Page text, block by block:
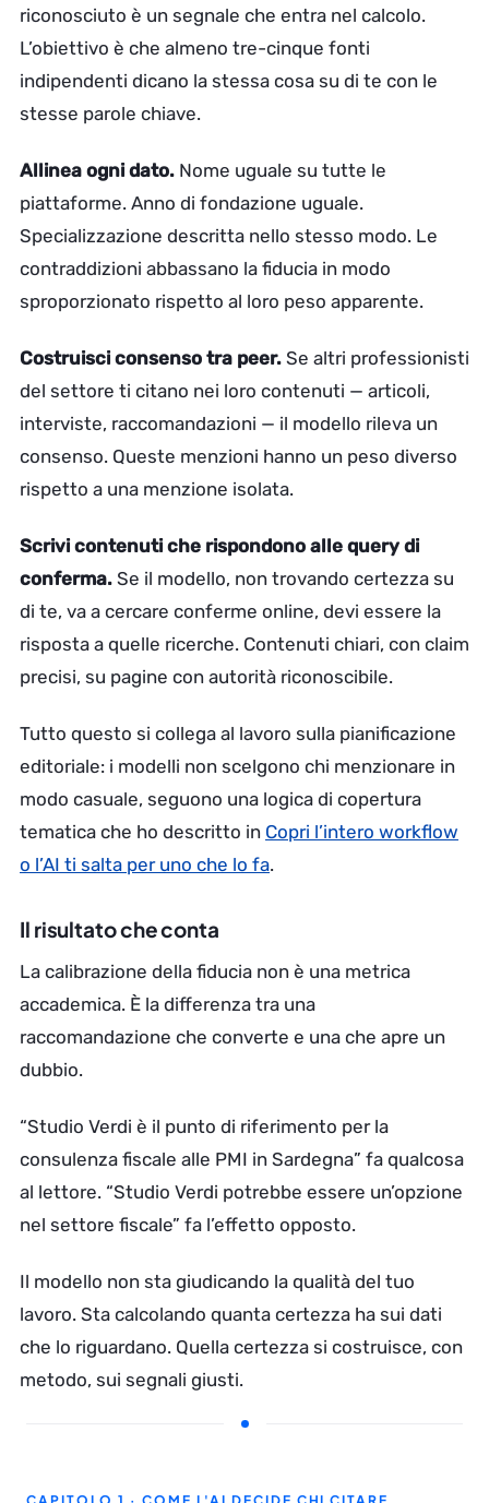
riconosciuto è un segnale che entra nel calcolo.
L’obiettivo è che almeno tre-cinque fonti
indipendenti dicano la stessa cosa su di te con le
stesse parole chiave.
Allinea ogni dato. Nome uguale su tutte le
piattaforme. Anno di fondazione uguale.
Specializzazione descritta nello stesso modo. Le
contraddizioni abbassano la fiducia in modo
sproporzionato rispetto al loro peso apparente.
Costruisci consenso tra peer. Se altri professionisti
del settore ti citano nei loro contenuti — articoli,
interviste, raccomandazioni — il modello rileva un
consenso. Queste menzioni hanno un peso diverso
rispetto a una menzione isolata.
Scrivi contenuti che rispondono alle query di
conferma. Se il modello, non trovando certezza su
di te, va a cercare conferme online, devi essere la
risposta a quelle ricerche. Contenuti chiari, con claim
precisi, su pagine con autorità riconoscibile.
Tutto questo si collega al lavoro sulla pianificazione
editoriale: i modelli non scelgono chi menzionare in
modo casuale, seguono una logica di copertura
tematica che ho descritto in Copri l’intero workflow
o l’AI ti salta per uno che lo fa.
Il risultato che conta
La calibrazione della fiducia non è una metrica
accademica. È la differenza tra una
raccomandazione che converte e una che apre un
dubbio.
“Studio Verdi è il punto di riferimento per la
consulenza fiscale alle PMI in Sardegna” fa qualcosa
al lettore. “Studio Verdi potrebbe essere un’opzione
nel settore fiscale” fa l’effetto opposto.
Il modello non sta giudicando la qualità del tuo
lavoro. Sta calcolando quanta certezza ha sui dati
che lo riguardano. Quella certezza si costruisce, con
metodo, sui segnali giusti.